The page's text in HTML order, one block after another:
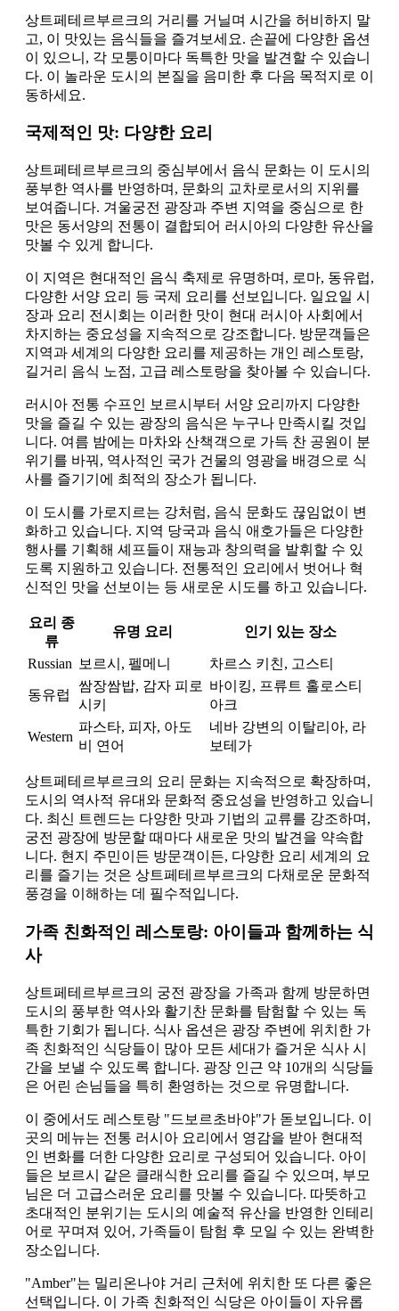
상트페테르부르크의 거리를 거닐며 시간을 허비하지 말
고, 이 맛있는 음식들을 즐겨보세요. 손끝에 다양한 옵션
이 있으니, 각 모퉁이마다 독특한 맛을 발견할 수 있습니
다. 이 놀라운 도시의 본질을 음미한 후 다음 목적지로 이
동하세요.
국제적인 맛: 다양한 요리
상트페테르부르크의 중심부에서 음식 문화는 이 도시의
풍부한 역사를 반영하며, 문화의 교차로로서의 지위를
보여줍니다. 겨울궁전 광장과 주변 지역을 중심으로 한
맛은 동서양의 전통이 결합되어 러시아의 다양한 유산을
맛볼 수 있게 합니다.
이 지역은 현대적인 음식 축제로 유명하며, 로마, 동유럽,
다양한 서양 요리 등 국제 요리를 선보입니다. 일요일 시
장과 요리 전시회는 이러한 맛이 현대 러시아 사회에서
차지하는 중요성을 지속적으로 강조합니다. 방문객들은
지역과 세계의 다양한 요리를 제공하는 개인 레스토랑,
길거리 음식 노점, 고급 레스토랑을 찾아볼 수 있습니다.
러시아 전통 수프인 보르시부터 서양 요리까지 다양한
맛을 즐길 수 있는 광장의 음식은 누구나 만족시킬 것입
니다. 여름 밤에는 마차와 산책객으로 가득 찬 공원이 분
위기를 바꿔, 역사적인 국가 건물의 영광을 배경으로 식
사를 즐기기에 최적의 장소가 됩니다.
이 도시를 가로지르는 강처럼, 음식 문화도 끊임없이 변
화하고 있습니다. 지역 당국과 음식 애호가들은 다양한
행사를 기획해 셰프들이 재능과 창의력을 발휘할 수 있
도록 지원하고 있습니다. 전통적인 요리에서 벗어나 혁
신적인 맛을 선보이는 등 새로운 시도를 하고 있습니다.
요리 종
류
유명 요리 인기 있는 장소
Russian 보르시, 펠메니 차르스 키친, 고스티
동유럽
쌈장쌈밥, 감자 피로
시키
바이킹, 프류트 홀로스티
아크
Western
파스타, 피자, 아도
비 연어
네바 강변의 이탈리아, 라
보테가
상트페테르부르크의 요리 문화는 지속적으로 확장하며,
도시의 역사적 유대와 문화적 중요성을 반영하고 있습니
다. 최신 트렌드는 다양한 맛과 기법의 교류를 강조하며,
궁전 광장에 방문할 때마다 새로운 맛의 발견을 약속합
니다. 현지 주민이든 방문객이든, 다양한 요리 세계의 요
리를 즐기는 것은 상트페테르부르크의 다채로운 문화적
풍경을 이해하는 데 필수적입니다.
가족 친화적인 레스토랑: 아이들과 함께하는 식
사
상트페테르부르크의 궁전 광장을 가족과 함께 방문하면
도시의 풍부한 역사와 활기찬 문화를 탐험할 수 있는 독
특한 기회가 됩니다. 식사 옵션은 광장 주변에 위치한 가
족 친화적인 식당들이 많아 모든 세대가 즐거운 식사 시
간을 보낼 수 있도록 합니다. 광장 인근 약 10개의 식당들
은 어린 손님들을 특히 환영하는 것으로 유명합니다.
이 중에서도 레스토랑 "드보르초바야"가 돋보입니다. 이
곳의 메뉴는 전통 러시아 요리에서 영감을 받아 현대적
인 변화를 더한 다양한 요리로 구성되어 있습니다. 아이
들은 보르시 같은 클래식한 요리를 즐길 수 있으며, 부모
님은 더 고급스러운 요리를 맛볼 수 있습니다. 따뜻하고
초대적인 분위기는 도시의 예술적 유산을 반영한 인테리
어로 꾸며져 있어, 가족들이 탐험 후 모일 수 있는 완벽한
장소입니다.
"Amber"는 밀리온나야 거리 근처에 위치한 또 다른 좋은
선택입니다. 이 가족 친화적인 식당은 아이들이 자유롭